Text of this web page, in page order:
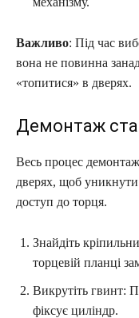
Важливо: Під час
вона не повинна
«топитися» в дверях.
Демонтаж
Весь процес
дверях, щоб
доступ до торця.
Знайдіть
торцевій планці
Викрутіть гвинт:
фіксує циліндр.